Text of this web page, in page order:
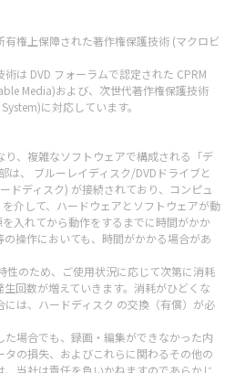
権上保障された著作権保護技術 (マクロビ
は DVD フォーラムで認定された CPRM
Media)および、次世代著作権保護技術
に対応しています。
、複雑なソフトウェアで構成される「デ
は、 ブルーレイディスク/DVDドライブと
ドディスク) が接続されており、コンピュ
介して、ハードウェアとソフトウェアが動
入れてから動作をするまでに時間がかか
操作においても、時間がかかる場合があ
のため、ご使用状況に応じて次第に消耗
回数が増えていきます。消耗がひどくな
には、ハードディスク の交換（有償）が必
場合でも、録画・編集ができなかった内
の損失、およびこれらに関わるその他の
当社は責任を負いかねますのであらかじ